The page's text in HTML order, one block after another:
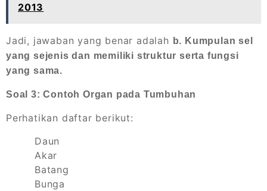
2013
Jadi, jawaban yang benar adalah b. Kumpulan sel
yang sejenis dan memiliki struktur serta fungsi
yang sama.
Soal 3: Contoh Organ pada Tumbuhan
Perhatikan daftar berikut:
Daun
Akar
Batang
Bunga